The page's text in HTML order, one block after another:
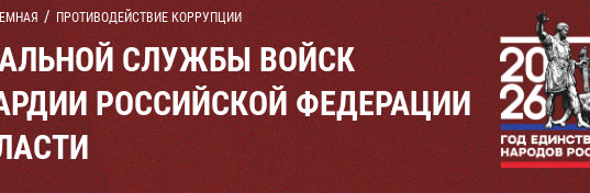
ПРОТИВОДЕЙСТВИЕ КОРРУПЦИИ
СЛУЖБЫ ВОЙСК
РОССИЙСКОЙ ФЕДЕРАЦИИ